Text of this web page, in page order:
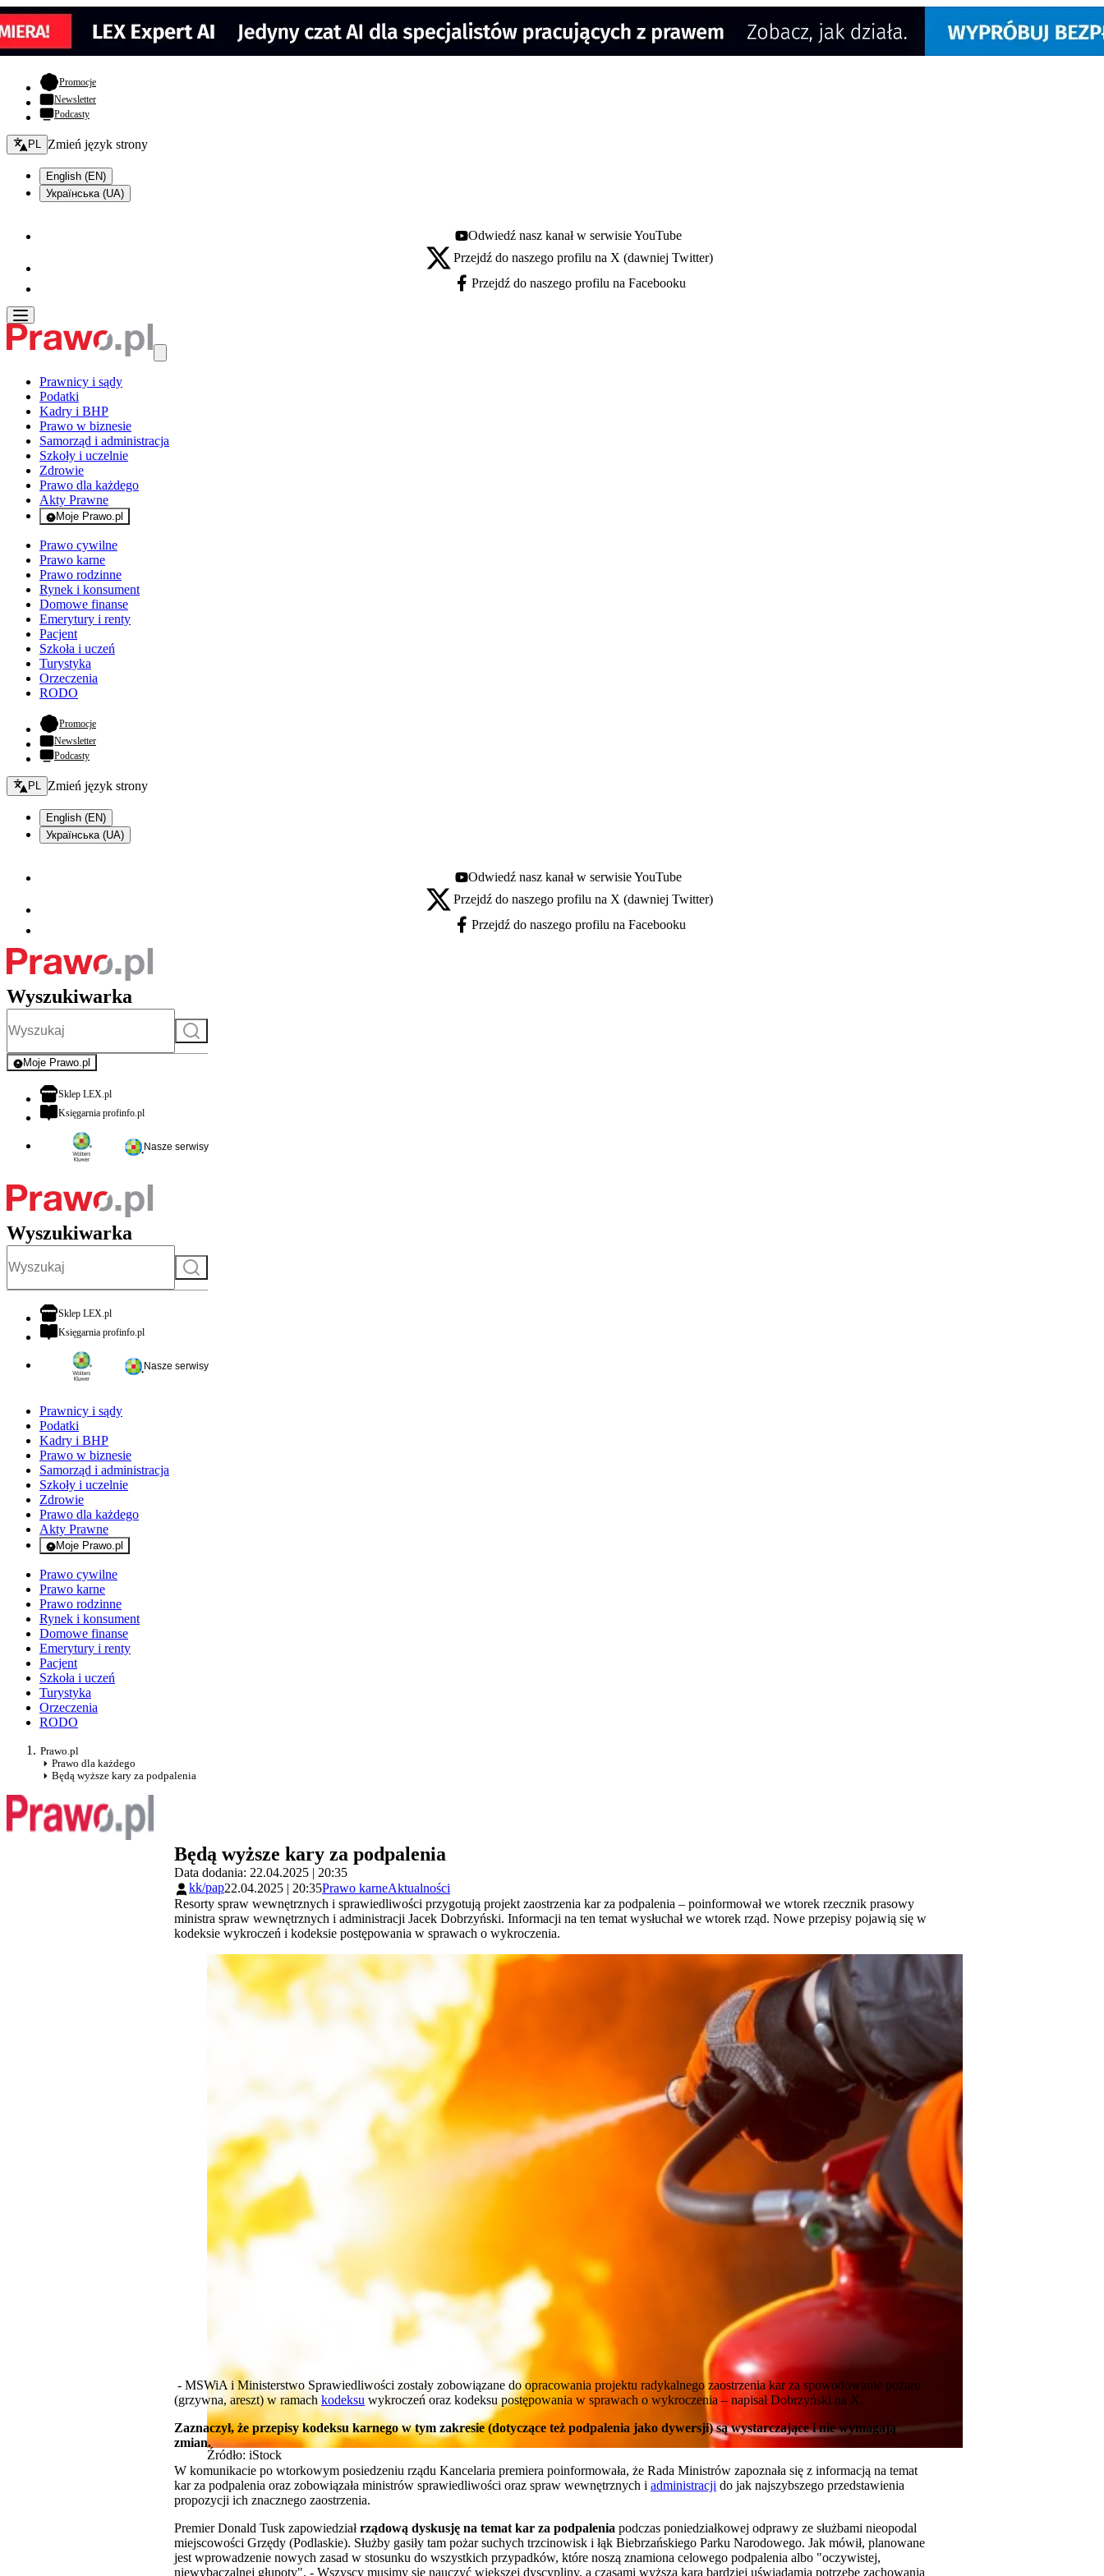
Promocje- otwiera się w nowej karcie
Newsletter
Podcasty
Zmień język - bieżący:
PL Zmień język strony
English (EN)
Українська (UA)
Youtube - otwiera się w nowej karcie
Odwiedź nasz kanał w serwisie YouTube
X - otwiera się w nowej karcie
Przejdź do naszego profilu na X (dawniej Twitter)
Facebook - otwiera się w nowej karcie
Przejdź do naszego profilu na Facebooku
Prawnicy i sądy
Podatki
Kadry i BHP
Prawo w biznesie
Samorząd i administracja
Szkoły i uczelnie
Zdrowie
Prawo dla każdego
Akty Prawne
Moje Prawo.pl
- rejestracja i logowanie do serwisu
Prawo cywilne
Prawo karne
Prawo rodzinne
Rynek i konsument
Domowe finanse
Emerytury i renty
Pacjent
Szkoła i uczeń
Turystyka
Orzeczenia
RODO
Promocje- otwiera się w nowej karcie
Newsletter
Podcasty
Zmień język - bieżący:
PL Zmień język strony
English (EN)
Українська (UA)
Youtube - otwiera się w nowej karcie
Odwiedź nasz kanał w serwisie YouTube
X - otwiera się w nowej karcie
Przejdź do naszego profilu na X (dawniej Twitter)
Facebook - otwiera się w nowej karcie
Przejdź do naszego profilu na Facebooku
Wyszukiwarka
Szukaj
Moje Prawo.pl
- rejestracja i logowanie do serwisu
Sklep LEX.plotwiera się w nowej karcie
Księgarnia profinfo.plotwiera się w nowej karcie
Nasze serwisy
Wyszukiwarka
Szukaj
Sklep LEX.plotwiera się w nowej karcie
Księgarnia profinfo.plotwiera się w nowej karcie
Nasze serwisy
Prawnicy i sądy
Podatki
Kadry i BHP
Prawo w biznesie
Samorząd i administracja
Szkoły i uczelnie
Zdrowie
Prawo dla każdego
Akty Prawne
Moje Prawo.pl
- rejestracja i logowanie do serwisu
Prawo cywilne
Prawo karne
Prawo rodzinne
Rynek i konsument
Domowe finanse
Emerytury i renty
Pacjent
Szkoła i uczeń
Turystyka
Orzeczenia
RODO
Prawo.pl
Prawo dla każdego
Będą wyższe kary za podpalenia
Będą wyższe kary za podpalenia
Data dodania: 22.04.2025 | 20:35
kk/pap22.04.2025 | 20:35Prawo karneAktualności
Resorty spraw wewnętrznych i sprawiedliwości przygotują projekt zaostrzenia kar za podpalenia – poinformował we wtorek rzecznik prasowy
ministra spraw wewnętrznych i administracji Jacek Dobrzyński. Informacji na ten temat wysłuchał we wtorek rząd. Nowe przepisy pojawią się w
kodeksie wykroczeń i kodeksie postępowania w sprawach o wykroczenia.
Źródło: iStock
- MSWiA i Ministerstwo Sprawiedliwości zostały zobowiązane do opracowania projektu radykalnego zaostrzenia kar za spowodowanie pożaru
(grzywna, areszt) w ramach kodeksu wykroczeń oraz kodeksu postępowania w sprawach o wykroczenia – napisał Dobrzyński na X.
Zaznaczył, że przepisy kodeksu karnego w tym zakresie (dotyczące też podpalenia jako dywersji) są wystarczające i nie wymagają
zmian.
W komunikacie po wtorkowym posiedzeniu rządu Kancelaria premiera poinformowała, że Rada Ministrów zapoznała się z informacją na temat
kar za podpalenia oraz zobowiązała ministrów sprawiedliwości oraz spraw wewnętrznych i administracji do jak najszybszego przedstawienia
propozycji ich znacznego zaostrzenia.
Premier Donald Tusk zapowiedziałrządową dyskusję na temat kar za podpalenia podczas poniedziałkowej odprawy ze służbami nieopodal
miejscowości Grzędy (Podlaskie). Służby gasiły tam pożar suchych trzcinowisk i łąk Biebrzańskiego Parku Narodowego. Jak mówił, planowane
jest wprowadzenie nowych zasad w stosunku do wszystkich przypadków, które noszą znamiona celowego podpalenia albo "oczywistej,
niewybaczalnej głupoty". - Wszyscy musimy się nauczyć większej dyscypliny, a czasami wyższa kara bardziej uświadamia potrzebę zachowania